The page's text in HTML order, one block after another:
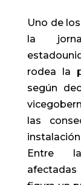
Uno de
la
rodea la
según
las
Entre